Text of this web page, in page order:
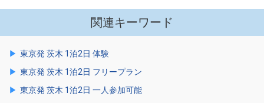
関連キーワード
東京発 茨木 1泊2日 体験
東京発 茨木 1泊2日 フリープラン
東京発 茨木 1泊2日 一人参加可能